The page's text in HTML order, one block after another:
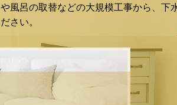
風呂の取替などの大規模工事から、下
さい。